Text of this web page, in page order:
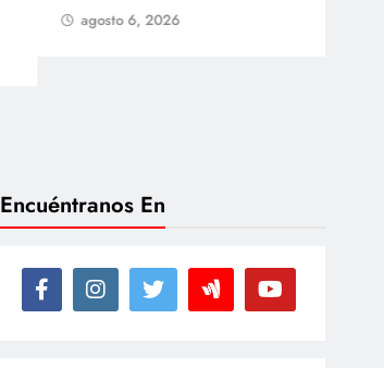
agosto 6, 2026
Encuéntranos En